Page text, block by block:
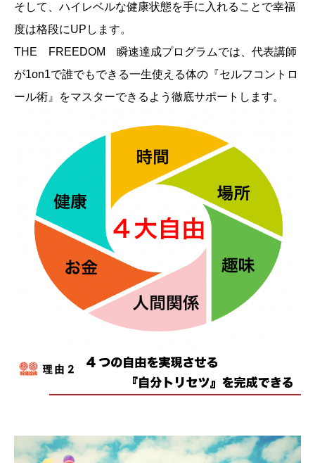
そして、ハイレベルな健康状態を手に入れることで幸福
度は格段にUPします。
THE FREEDOM 瞬速達成プログラムでは、代表講師
が1on1で誰でもできる一生使える体の『セルフコントロ
ール術』をマスターできるよう徹底サポートします。